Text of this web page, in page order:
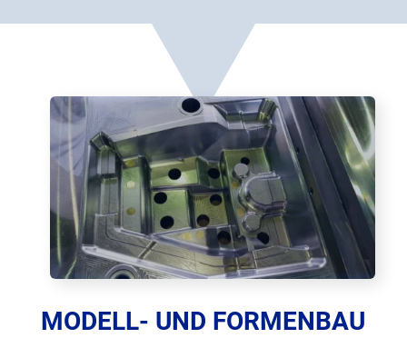
MODELL- UND FORMENBAU